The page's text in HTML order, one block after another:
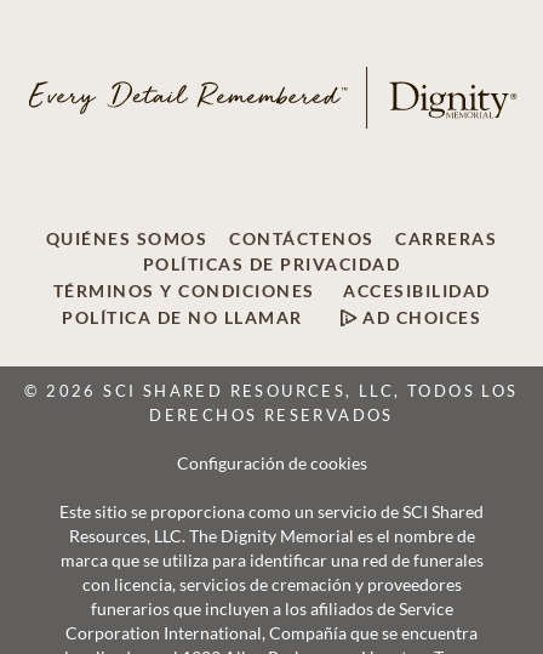
QUIÉNES SOMOS CONTÁCTENOS
CARRERAS
POLÍTICAS DE PRIVACIDAD
TÉRMINOS Y CONDICIONES
ACCESIBILIDAD
POLÍTICA DE NO LLAMAR
AD CHOICES
© 2026 SCI SHARED RESOURCES, LLC, TODOS LOS
DERECHOS RESERVADOS
Configuración de cookies
Este sitio se proporciona como un servicio de SCI Shared
Resources, LLC. The Dignity Memorial es el nombre de
marca que se utiliza para identificar una red de funerales
con licencia, servicios de cremación y proveedores
funerarios que incluyen a los afiliados de Service
Corporation International, Compañía que se encuentra